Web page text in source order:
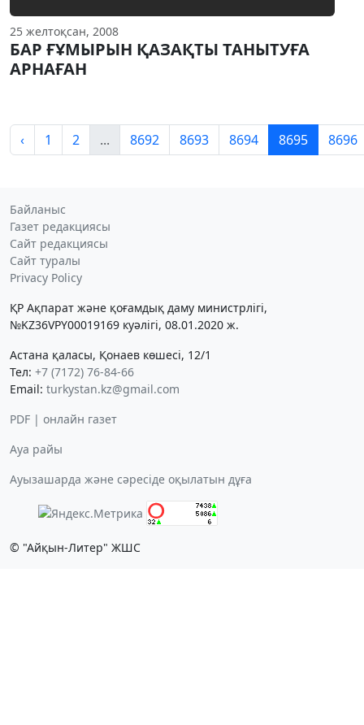
25 желтоқсан, 2008
БАР ҒҰМЫРЫН ҚАЗАҚТЫ ТАНЫТУҒА
АРНАҒАН
‹ 1 2 ... 8692 8693 8694 8695 8696
Байланыс
Газет редакциясы
Сайт редакциясы
Сайт туралы
Privacy Policy
ҚР Ақпарат және қоғамдық даму министрлігі,
№KZ36VPY00019169 куәлігі, 08.01.2020 ж.
Астана қаласы, Қонаев көшесі, 12/1
Тел: +7 (7172) 76-84-66
Email: turkystan.kz@gmail.com
PDF | онлайн газет
Ауа райы
Ауызашарда және сәресіде оқылатын дұға
© "Айқын-Литер" ЖШС